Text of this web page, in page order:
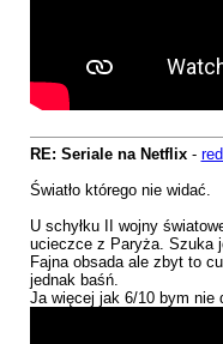
RE: Seriale na Netflix-
Światło którego nie widać.
U schyłku II wojny
ucieczce z Paryża. Szuka
Fajna obsada ale zbyt to
jednak baśń.
Ja więcej jak 6/10 bym nie